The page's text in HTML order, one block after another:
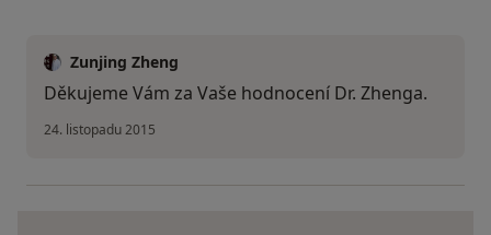
Zunjing Zheng
Děkujeme Vám za Vaše hodnocení Dr. Zhenga.
24. listopadu 2015